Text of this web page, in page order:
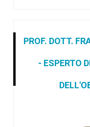
PROF. DOTT.
- ESPERTO